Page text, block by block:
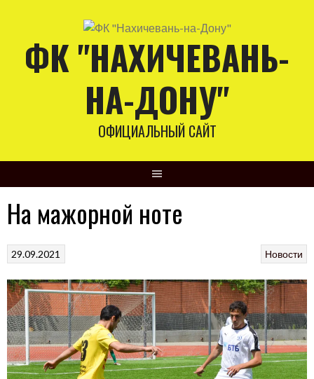
contentФК "НАХИЧЕВАНЬ-
НА-ДОНУ"
ОФИЦИАЛЬНЫЙ САЙТ
На мажорной ноте
Новости
29.09.2021